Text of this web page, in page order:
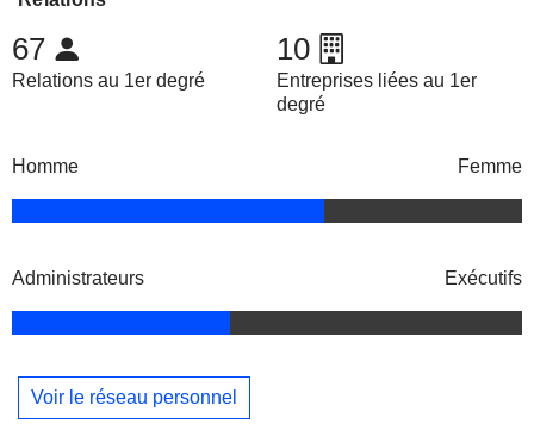
67
Relations au 1er degré
10
Entreprises liées au 1er
degré
Homme Femme
Administrateurs Exécutifs
Voir le réseau personnel